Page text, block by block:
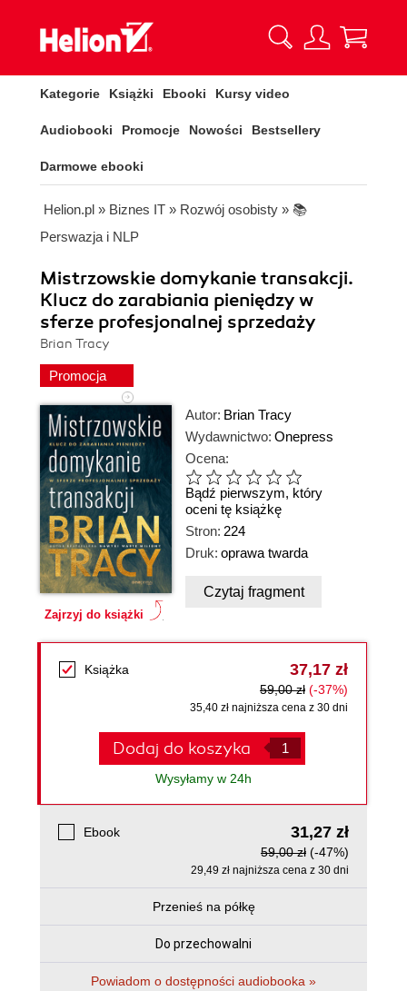
Kategorie Książki Ebooki Kursy video
Audiobooki Promocje Nowości Bestsellery
Darmowe ebooki
Helion.pl » Biznes IT » Rozwój osobisty » 📚
Perswazja i NLP
Mistrzowskie domykanie transakcji.
Klucz do zarabiania pieniędzy w
sferze profesjonalnej sprzedaży
Brian Tracy
Promocja
Zajrzyj do książki
Autor: Brian Tracy
Wydawnictwo: Onepress
Ocena:
Bądź pierwszym, który
oceni tę książkę
Stron: 224
Druk: oprawa twarda
Czytaj fragment
Książka 37,17 zł
59,00 zł (-37%)
35,40 zł najniższa cena z 30 dni
Dodaj do koszyka
Wysyłamy w 24h
Ebook 31,27 zł
59,00 zł (-47%)
29,49 zł najniższa cena z 30 dni
Przenieś na półkę
Do przechowalni
Powiadom o dostępności audiobooka »